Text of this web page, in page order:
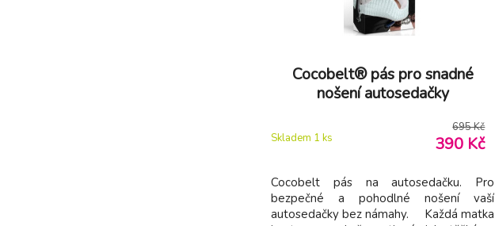
Cocobelt® pás pro snadné
nošení autosedačky
Skladem 1 ks
695 Kč
390 Kč
Cocobelt pás na autosedačku. Pro
bezpečné a pohodlné nošení vaší
autosedačky bez námahy. Každá matka